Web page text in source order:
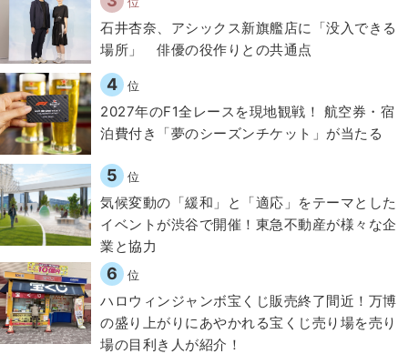
石井杏奈、アシックス新旗艦店に「没入できる
場所」 俳優の役作りとの共通点
4 位
2027年のF1全レースを現地観戦！ 航空券・宿
泊費付き「夢のシーズンチケット」が当たる
5 位
気候変動の「緩和」と「適応」をテーマとした
イベントが渋谷で開催！東急不動産が様々な企
業と協力
6 位
ハロウィンジャンボ宝くじ販売終了間近！万博
の盛り上がりにあやかれる宝くじ売り場を売り
場の目利き人が紹介！